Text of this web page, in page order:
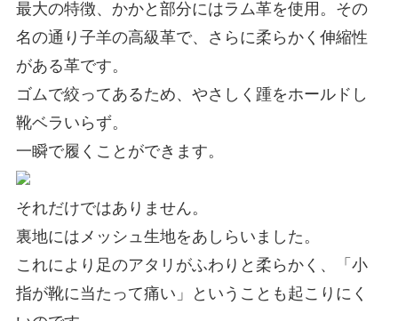
最大の特徴、 かかと部分にはラム革を使用。 その
名の通り子羊の高級革で、さらに柔らかく伸縮性
がある革です。
ゴムで絞ってあるため、やさしく踵をホールドし
靴ベラいらず。
一瞬で履くことができます。
それだけではありません。
裏地にはメッシュ生地をあしらいました。
これにより 足のアタリがふわりと柔らかく 、「小
指が靴に当たって痛い」ということも起こりにく